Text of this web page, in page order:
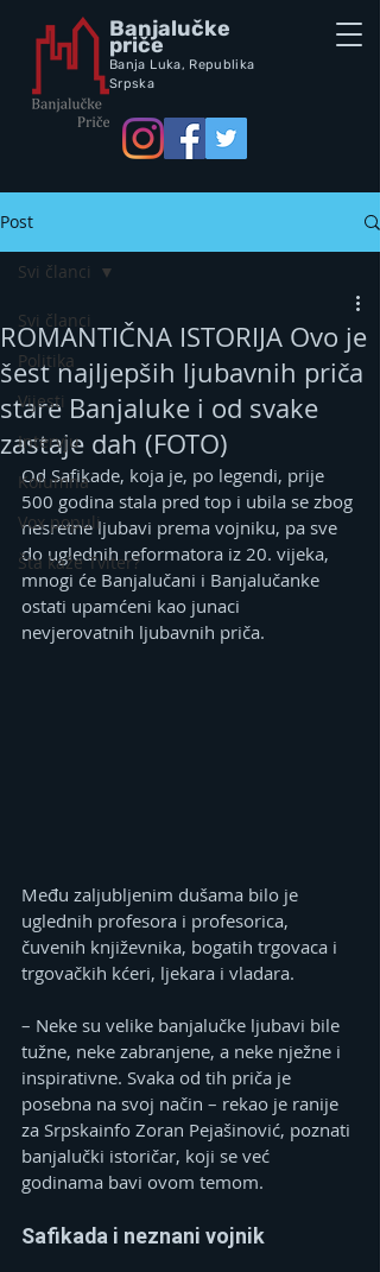
Banjalučke
priče
Banja Luka, Republika
Srpska
Post
Svi članci
Politika
Vijesti
Intervju
Kolumna
Vox populi
Šta kaže Tviter?
Svi članci
ROMANTIČNA ISTORIJA Ovo je
šest najljepših ljubavnih priča
stare Banjaluke i od svake
zastaje dah (FOTO)
Od Safikade, koja je, po legendi, prije
500 godina stala pred top i ubila se zbog
nesretne ljubavi prema vojniku, pa sve
do uglednih reformatora iz 20. vijeka,
mnogi će Banjalučani i Banjalučanke
ostati upamćeni kao junaci
nevjerovatnih ljubavnih priča.
Među zaljubljenim dušama bilo je
uglednih profesora i profesorica,
čuvenih književnika, bogatih trgovaca i
trgovačkih kćeri, ljekara i vladara.
– Neke su velike banjalučke ljubavi bile
tužne, neke zabranjene, a neke nježne i
inspirativne. Svaka od tih priča je
posebna na svoj način – rekao je ranije
za Srpskainfo Zoran Pejašinović, poznati
banjalučki istoričar, koji se već
godinama bavi ovom temom.
Safikada i neznani vojnik